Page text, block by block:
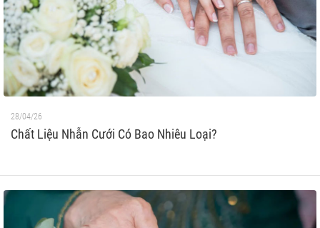
28/04/26
Chất Liệu Nhẫn Cưới Có Bao Nhiêu Loại?